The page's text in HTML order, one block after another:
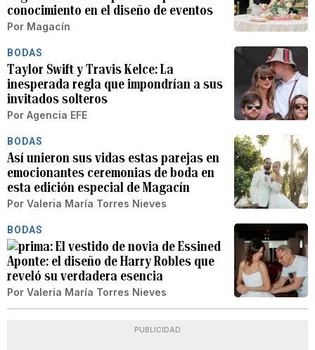
conocimiento en el diseño de eventos
Por Magacín
BODAS
Taylor Swift y Travis Kelce: La
inesperada regla que impondrían a sus
invitados solteros
Por Agencia EFE
BODAS
Así unieron sus vidas estas parejas en
emocionantes ceremonias de boda en
esta edición especial de Magacín
Por Valeria María Torres Nieves
BODAS
El vestido de novia de Essined
Aponte: el diseño de Harry Robles que
reveló su verdadera esencia
Por Valeria María Torres Nieves
PUBLICIDAD